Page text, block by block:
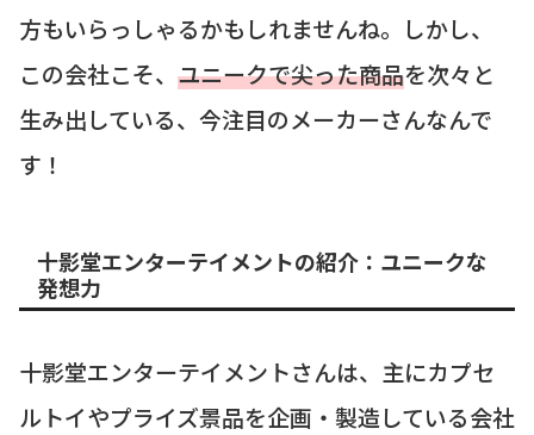
方もいらっしゃるかもしれませんね。しかし、
この会社こそ、 ユニークで尖った商品を次々と
生み出している、今注目のメーカーさんなんで
す！
十影堂エンターテイメントの紹介：ユニークな
発想力
十影堂エンターテイメントさんは、主にカプセ
ルトイやプライズ景品を企画・製造している会社